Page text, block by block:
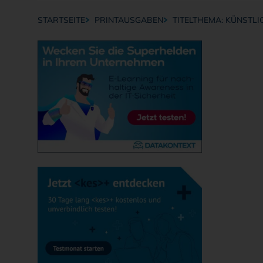
Breadcrumb-Navigation
STARTSEITE PRINTAUSGABEN TITELTHEMA: